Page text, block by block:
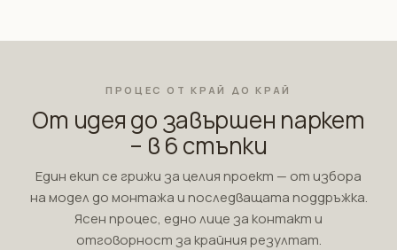
ПРОЦЕС ОТ КРАЙ ДО КРАЙ
От идея до завършен паркет
– в 6 стъпки
Един екип се грижи за целия проект — от избора
на модел до монтажа и последващата поддръжка.
Ясен процес, едно лице за контакт и
отговорност за крайния резултат.